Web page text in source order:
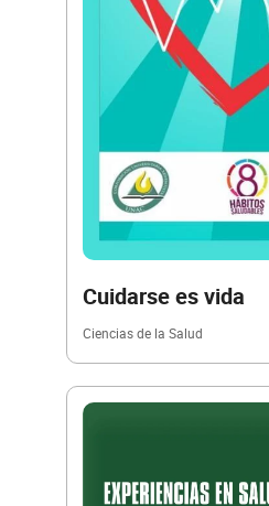
Cuidarse es vida
Ciencias de la Salud